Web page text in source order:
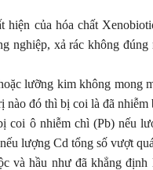
hiện của hóa chất
nghiệp, xả rác không
lưỡng kim không mong
nào đó thì bị coi là đã nhiễm
coi ô nhiễm chì (Pb) nếu
lượng Cd tổng số vượt
và hầu như đã khẳng